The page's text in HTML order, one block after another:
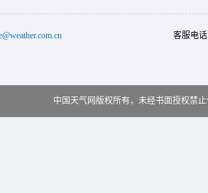
客服电
中国天气网版权所有，未经书面授权